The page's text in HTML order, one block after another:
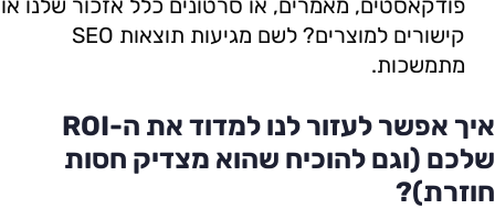
פודקאסטים, מאמרים, או סרטונים כלל אזכור שלנו או
קישורים למוצרים? לשם מגיעות תוצאות SEO
מתמשכות.
איך אפשר לעזור לנו למדוד את ה-ROI
שלכם (וגם להוכיח שהוא מצדיק חסות
חוזרת)?